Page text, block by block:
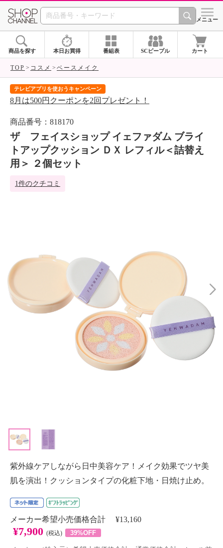
SHOP CHANNEL シメニュー
商品を探す 本日お買得 番組表 SCピープル カート
TOP コスメ ベースメイク
テレビアプリを使おうキャンペーン
8月は500円クーポンを2回プレゼント！
商品番号：818170
ザ フェイスショップ イェファダム ブライ
トアップクッション ＤＸ レフィル＜詰替え
用＞ ２個セット
1件のクチコミ
紫外線ケアしながら日中美容ケア！メイク効果でツヤ美
肌を演出！クッションタイプの化粧下地・日焼け止め。
メーカー希望小売価格合計 ¥13,160
¥7,900 (税込) 39%OFF